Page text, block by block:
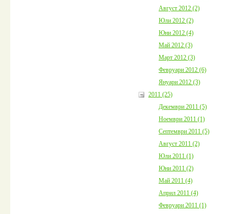
Август 2012 (2)
Юли 2012 (2)
Юни 2012 (4)
Май 2012 (3)
Март 2012 (3)
Февруари 2012 (6)
Януари 2012 (3)
2011 (25)
Декември 2011 (5)
Ноември 2011 (1)
Септември 2011 (5)
Август 2011 (2)
Юли 2011 (1)
Юни 2011 (2)
Май 2011 (4)
Април 2011 (4)
Февруари 2011 (1)